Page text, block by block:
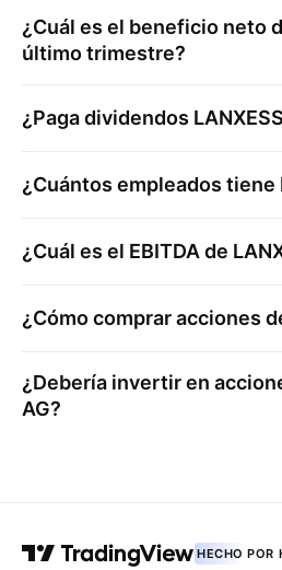
¿Cuál es el beneficio neto
último trimestre?
¿Paga dividendos
¿Cuántos empleados tiene
¿Cuál es el EBITDA de
¿Cómo comprar acciones
¿Debería invertir en
AG?
HECHO POR